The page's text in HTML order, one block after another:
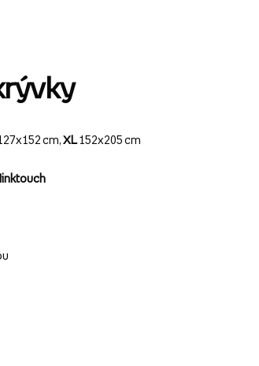
cm,XL152x205 cm